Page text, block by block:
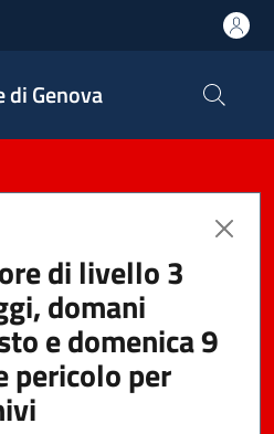
di Genova
di livello 3
domani
e domenica 9
pericolo per